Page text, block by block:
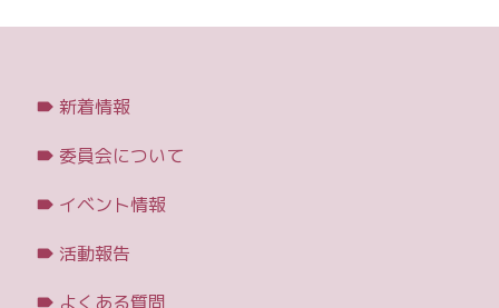
新着情報
委員会について
イベント情報
活動報告
よくある質問